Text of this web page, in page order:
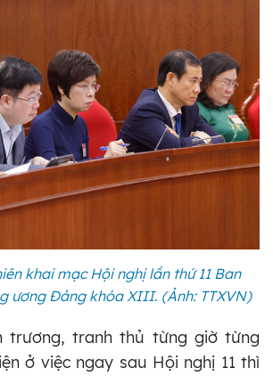
khai mạc Hội nghị lần thứ 11 Ban
ương Đảng khóa XIII. (Ảnh: TTXVN)
trương, tranh thủ từng giờ từng
ở việc ngay sau Hội nghị 11 thì